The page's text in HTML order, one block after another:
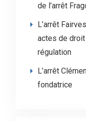
de l’arrêt
L’arrêt
actes de
régulation
L’arrêt
fondatrice